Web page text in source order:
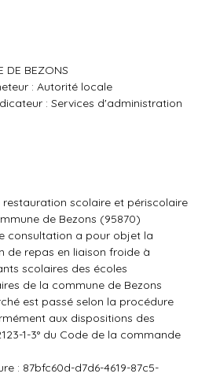
DE BEZONS
: Autorité locale
: Services d'administration
restauration scolaire et périscolaire
de Bezons (95870)
consultation a pour objet la
de repas en liaison froide à
scolaires des écoles
de la commune de Bezons
est passé selon la procédure
aux dispositions des
1-3° du Code de la commande
: 87bfc60d-d7d6-4619-87c5-